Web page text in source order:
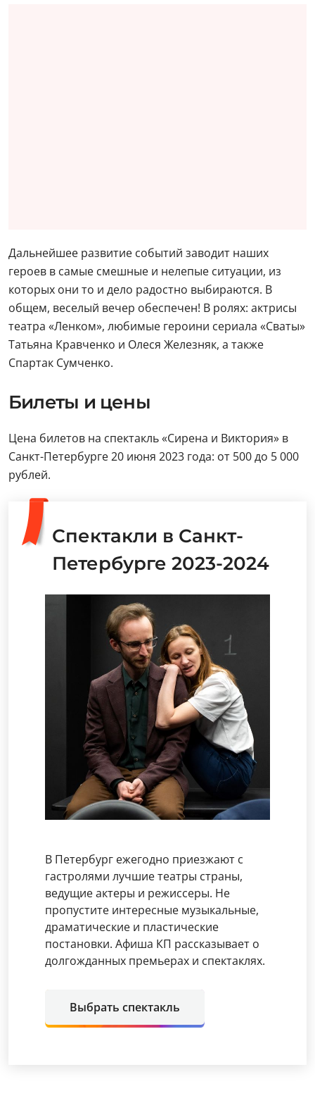
Дальнейшее развитие событий заводит наших
героев в самые смешные и нелепые ситуации, из
которых они то и дело радостно выбираются. В
общем, веселый вечер обеспечен! В ролях: актрисы
театра «Ленком», любимые героини сериала «Сваты»
Татьяна Кравченко и Олеся Железняк, а также
Спартак Сумченко.
Билеты и цены
Цена билетов на спектакль «Сирена и Виктория» в
Санкт-Петербурге 20 июня 2023 года: от 500 до 5 000
рублей.
Спектакли в Санкт-
Петербурге 2023-2024
В Петербург ежегодно приезжают с
гастролями лучшие театры страны,
ведущие актеры и режиссеры. Не
пропустите интересные музыкальные,
драматические и пластические
постановки. Афиша КП рассказывает о
долгожданных премьерах и спектаклях.
Выбрать спектакль